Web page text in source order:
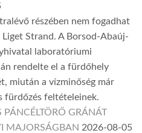
részében nem fogadhat
Strand. A Borsod-Abaúj-
laboratóriumi
rendelte el a fürdőhely
miután a vízminőség már
fürdőzés feltételeinek.
GRÁNÁT
MAJORSÁGBAN 2026-08-05